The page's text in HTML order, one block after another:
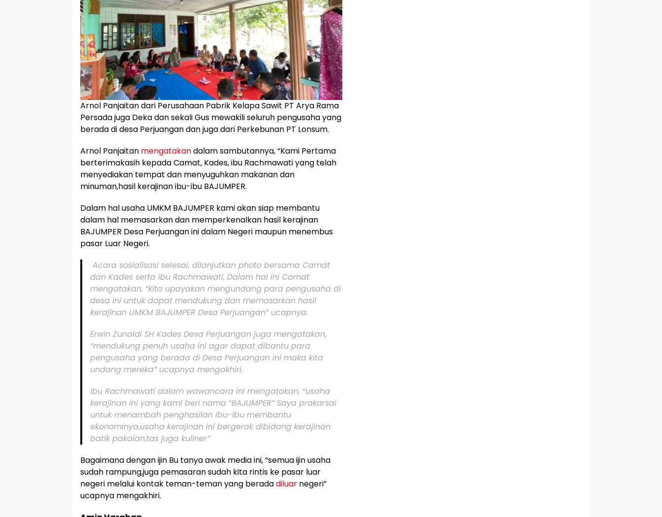
Arnol Panjaitan dari Perusahaan Pabrik Kelapa Sawit PT Arya Rama
Persada juga Deka dan sekali Gus mewakili seluruh pengusaha yang
berada di desa Perjuangan dan juga dari Perkebunan PT Lonsum.
Arnol Panjaitan mengatakandalam sambutannya, “Kami Pertama
berterimakasih kepada Camat, Kades, ibu Rachmawati yang telah
menyediakan tempat dan menyuguhkan makanan dan
minuman,hasil kerajinan ibu-ibu BAJUMPER.
Dalam hal usaha UMKM BAJUMPER kami akan siap membantu
dalam hal memasarkan dan memperkenalkan hasil kerajinan
BAJUMPER Desa Perjuangan ini dalam Negeri maupun menembus
pasar Luar Negeri.
Acara sosialisasi selesai, dilanjutkan photo bersama Camat
dan Kades serta ibu Rachmawati, Dalam hal ini Camat
mengatakan, “kita upayakan mengundang para pengusaha di
desa ini untuk dapat mendukung dan memasarkan hasil
kerajinan UMKM BAJUMPER Desa Perjuangan” ucapnya.
Erwin Zunaidi SH Kades Desa Perjuangan juga mengatakan,
“mendukung penuh usaha ini agar dapat dibantu para
pengusaha yang berada di Desa Perjuangan ini maka kita
undang mereka” ucapnya mengakhiri.
Ibu Rachmawati dalam wawancara ini mengatakan, “usaha
kerajinan ini yang kami beri nama “BAJUMPER” Saya prakarsai
untuk menambah penghasilan ibu-ibu membantu
ekonominya,usaha kerajinan ini bergerak dibidang kerajinan
batik pakaian,tas juga kuliner”
Bagaimana dengan ijin Bu tanya awak media ini, “semua ijin usaha
sudah rampung,juga pemasaran sudah kita rintis ke pasar luar
negeri melalui kontak teman-teman yang beradadiluar negeri”
ucapnya mengakhiri.